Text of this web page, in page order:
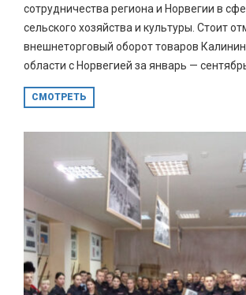
сотрудничества региона и Норвегии в
сельского хозяйства и культуры. Стоит
внешнеторговый оборот товаров
области с Норвегией за январь —
СМОТРЕТЬ